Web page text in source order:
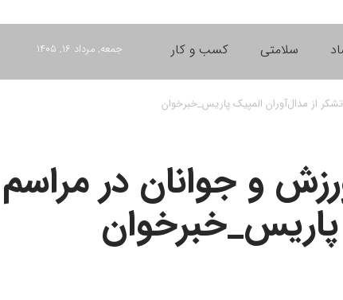
سلامتی کسب و کار جمعه, مرداد ۱۶, ۱۴۰۵
از مدال‌آوران المپیک پاریس_خبرخوان
و جوانان در
پاریس_خبرخوان